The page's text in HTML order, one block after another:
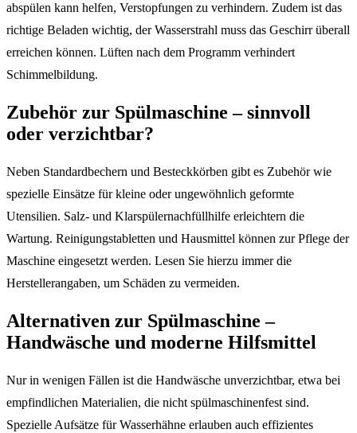
abspülen kann helfen, Verstopfungen zu verhindern. Zudem ist das
richtige Beladen wichtig, der Wasserstrahl muss das Geschirr überall
erreichen können. Lüften nach dem Programm verhindert
Schimmelbildung.
Zubehör zur Spülmaschine – sinnvoll
oder verzichtbar?
Neben Standardbechern und Besteckkörben gibt es Zubehör wie
spezielle Einsätze für kleine oder ungewöhnlich geformte
Utensilien. Salz- und Klarspülernachfüllhilfe erleichtern die
Wartung. Reinigungstabletten und Hausmittel können zur Pflege der
Maschine eingesetzt werden. Lesen Sie hierzu immer die
Herstellerangaben, um Schäden zu vermeiden.
Alternativen zur Spülmaschine –
Handwäsche und moderne Hilfsmittel
Nur in wenigen Fällen ist die Handwäsche unverzichtbar, etwa bei
empfindlichen Materialien, die nicht spülmaschinenfest sind.
Spezielle Aufsätze für Wasserhähne erlauben auch effizientes